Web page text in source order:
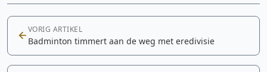
VORIG ARTIKEL
Badminton timmert aan de weg met eredivisie